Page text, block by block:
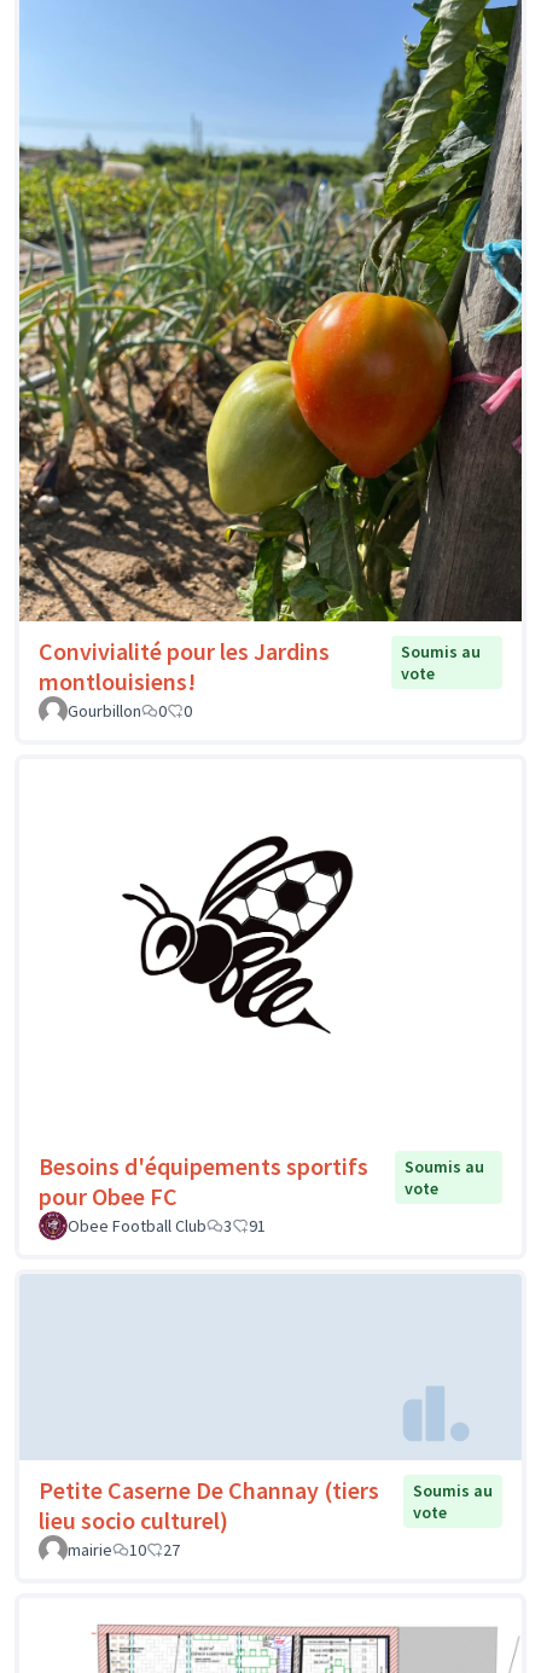
Convivialité pour les Jardins
montlouisiens!
Soumis au
vote
Gourbillon
0 0
Besoins d'équipements sportifs
pour Obee FC
Soumis au
vote
Obee Football Club
3 91
Petite Caserne De Channay (tiers
lieu socio culturel)
Soumis au
vote
mairie
10 27